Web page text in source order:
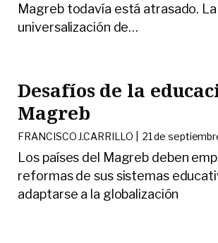
Magreb todavía está atrasado. La
universalización de…
Desafíos de la
Magreb
FRANCISCO J.CARRILLO | 21 de
Los países del Magreb deben
reformas de sus sistemas
adaptarse a la globalización